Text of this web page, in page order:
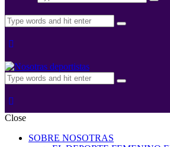
Close
SOBRE NOSOTRAS